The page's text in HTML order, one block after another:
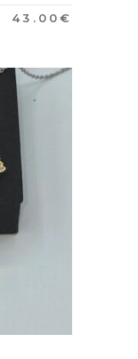
43.00€